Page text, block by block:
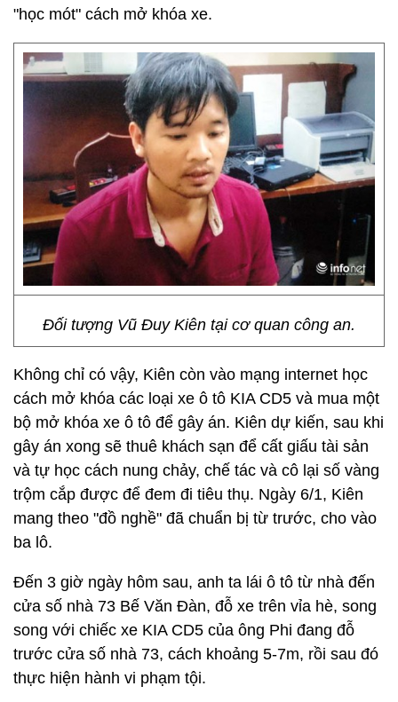
"học mót" cách mở khóa xe.
Đối tượng Vũ Đuy Kiên tại cơ quan công an.
Không chỉ có vậy, Kiên còn vào mạng internet học
cách mở khóa các loại xe ô tô KIA CD5 và mua một
bộ mở khóa xe ô tô để gây án. Kiên dự kiến, sau khi
gây án xong sẽ thuê khách sạn để cất giấu tài sản
và tự học cách nung chảy, chế tác và cô lại số vàng
trộm cắp được để đem đi tiêu thụ. Ngày 6/1, Kiên
mang theo "đồ nghề" đã chuẩn bị từ trước, cho vào
ba lô.
Đến 3 giờ ngày hôm sau, anh ta lái ô tô từ nhà đến
cửa số nhà 73 Bế Văn Đàn, đỗ xe trên vỉa hè, song
song với chiếc xe KIA CD5 của ông Phi đang đỗ
trước cửa số nhà 73, cách khoảng 5-7m, rồi sau đó
thực hiện hành vi phạm tội.